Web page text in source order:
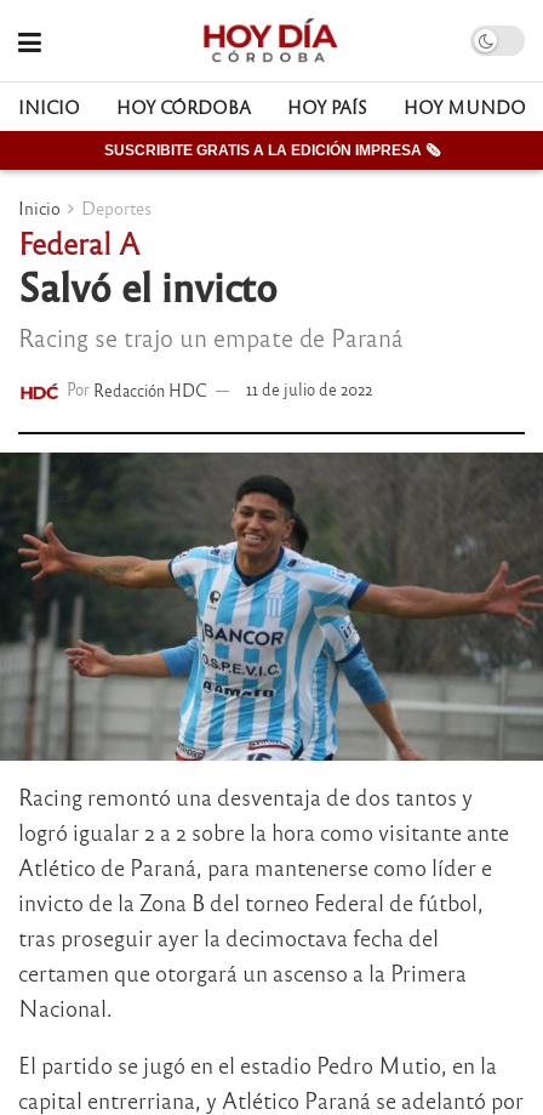
INICIO HOY CÓRDOBA HOY PAÍS HOY MUNDO
SUSCRIBITE GRATIS A LA EDICIÓN IMPRESA 🗞
Inicio Deportes
Federal A
Salvó el invicto
Racing se trajo un empate de Paraná
Por Redacción HDC 11 de julio de 2022
Racing remontó una desventaja de dos tantos y
logró igualar 2 a 2 sobre la hora como visitante ante
Atlético de Paraná, para mantenerse como líder e
invicto de la Zona B del torneo Federal de fútbol,
tras proseguir ayer la decimoctava fecha del
certamen que otorgará un ascenso a la Primera
Nacional.
El partido se jugó en el estadio Pedro Mutio, en la
capital entrerriana, y Atlético Paraná se adelantó por